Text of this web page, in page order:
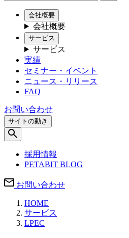
会社概要
会社概要
サービス
サービス
実績
セミナー・イベント
ニュース・リリース
FAQ
お問い合わせ
サイトの動き
採用情報
PETABIT BLOG
お問い合わせ
HOME
サービス
LPEC